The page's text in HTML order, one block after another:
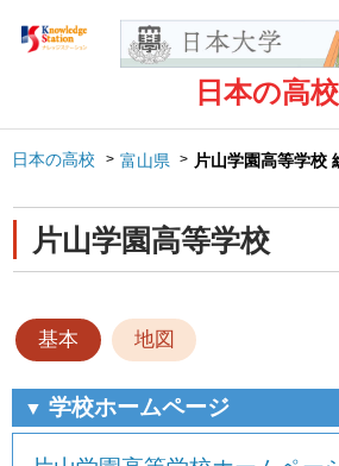
日本の高校
日本の高校 富山県 片山学園高等学校
片山学園高等学校
基本 地図
▼ 学校ホームページ